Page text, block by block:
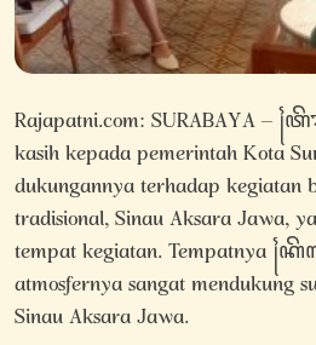
Rajapatni.com: SURABAYA
kasih kepada pemerintah Kota
dukungannya terhadap kegiatan
tradisional, Sinau Aksara Jawa,
tempat kegiatan. Tempatnya
atmosfernya sangat mendukung
Sinau Aksara Jawa.